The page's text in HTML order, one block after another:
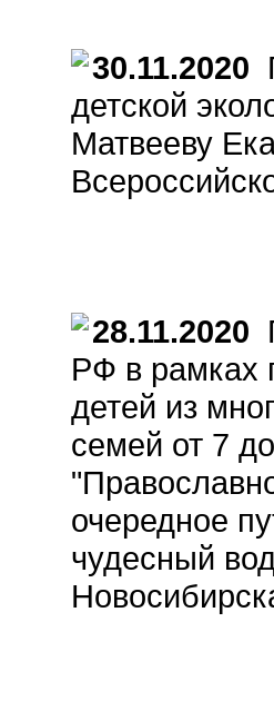
30.11.2020
детской
Матвееву
28.11.2020
РФ в рамках
детей из
семей от 7
очередное
чудесный